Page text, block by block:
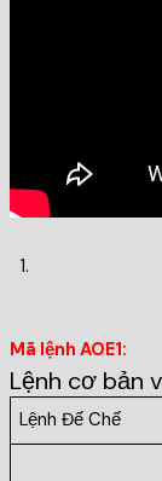
Mã lệnh AOE1:
Lệnh cơ bản
Lệnh Đế Chế